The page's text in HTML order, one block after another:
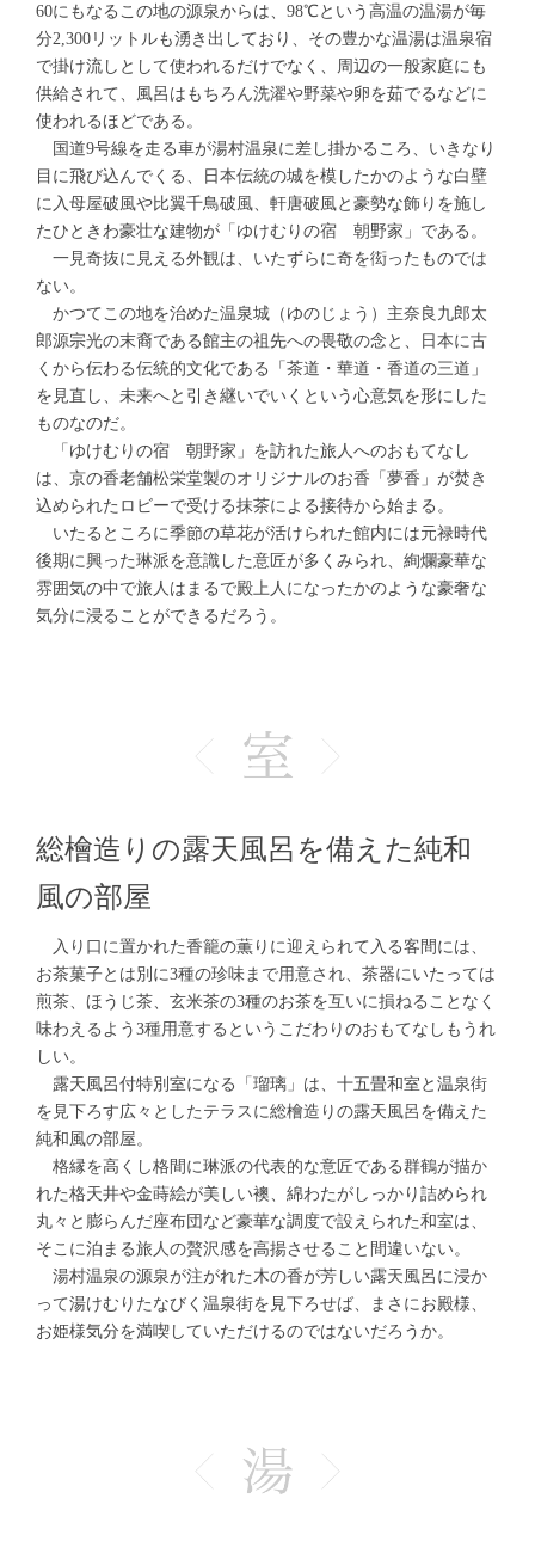
60にもなるこの地の源泉からは、98℃という高温の温湯が毎
分2,300リットルも湧き出しており、その豊かな温湯は温泉宿
で掛け流しとして使われるだけでなく、周辺の一般家庭にも
供給されて、風呂はもちろん洗濯や野菜や卵を茹でるなどに
使われるほどである。
国道9号線を走る車が湯村温泉に差し掛かるころ、いきなり
目に飛び込んでくる、日本伝統の城を模したかのような白壁
に入母屋破風や比翼千鳥破風、軒唐破風と豪勢な飾りを施し
たひときわ豪壮な建物が「ゆけむりの宿 朝野家」である。
一見奇抜に見える外観は、いたずらに奇を衒ったものでは
ない。
かつてこの地を治めた温泉城（ゆのじょう）主奈良九郎太
郎源宗光の末裔である館主の祖先への畏敬の念と、日本に古
くから伝わる伝統的文化である「茶道・華道・香道の三道」
を見直し、未来へと引き継いでいくという心意気を形にした
ものなのだ。
「ゆけむりの宿 朝野家」を訪れた旅人へのおもてなし
は、京の香老舗松栄堂製のオリジナルのお香「夢香」が焚き
込められたロビーで受ける抹茶による接待から始まる。
いたるところに季節の草花が活けられた館内には元禄時代
後期に興った琳派を意識した意匠が多くみられ、絢爛豪華な
雰囲気の中で旅人はまるで殿上人になったかのような豪奢な
気分に浸ることができるだろう。
総檜造りの露天風呂を備えた純和
風の部屋
入り口に置かれた香籠の薫りに迎えられて入る客間には、
お茶菓子とは別に3種の珍味まで用意され、茶器にいたっては
煎茶、ほうじ茶、玄米茶の3種のお茶を互いに損ねることなく
味わえるよう3種用意するというこだわりのおもてなしもうれ
しい。
露天風呂付特別室になる「瑠璃」は、十五畳和室と温泉街
を見下ろす広々としたテラスに総檜造りの露天風呂を備えた
純和風の部屋。
格縁を高くし格間に琳派の代表的な意匠である群鶴が描か
れた格天井や金蒔絵が美しい襖、綿わたがしっかり詰められ
丸々と膨らんだ座布団など豪華な調度で設えられた和室は、
そこに泊まる旅人の贅沢感を高揚させること間違いない。
湯村温泉の源泉が注がれた木の香が芳しい露天風呂に浸か
って湯けむりたなびく温泉街を見下ろせば、まさにお殿様、
お姫様気分を満喫していただけるのではないだろうか。